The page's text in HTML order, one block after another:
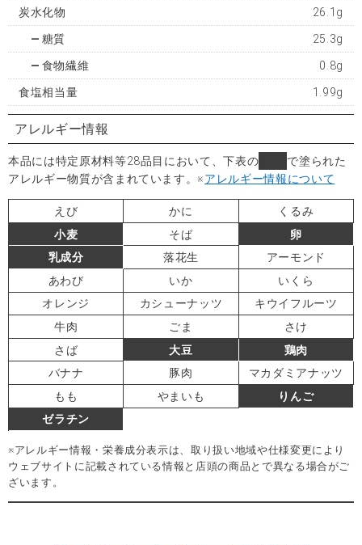
炭水化物 26.1g
糖質 25.3g
食物繊維 0.8g
食塩相当量 1.99g
アレルギー情報
本品には特定原材料等28品目において、下表の
で塗られた
アレルギー物質が含まれています。※アレルギー情報について
えび かに
くるみ
小麦
そば
卵
乳成分
落花生
アーモンド
あわび
いか
いくら
オレンジ
カシューナッツ
キウイフルーツ
牛肉
ごま
さけ
さば
大豆
鶏肉
バナナ
豚肉
マカダミアナッツ
もも
やまいも
りんご
ゼラチン
※アレルギー情報・栄養成分表示は、取り扱い地域や仕様変更により
ウェブサイトに記載されている情報と店頭の商品とで異なる場合がご
ざいます。